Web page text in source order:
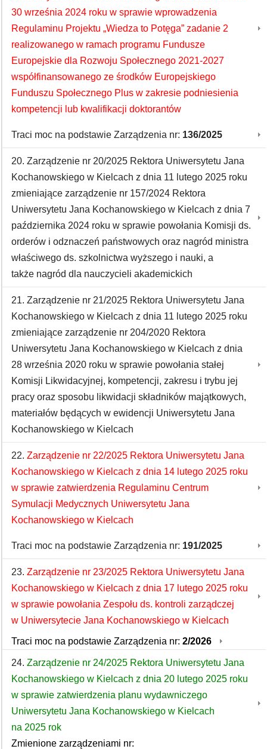
30 września 2024 roku w sprawie wprowadzenia
Regulaminu Projektu „Wiedza to Potęga” zadanie 2
realizowanego w ramach programu Fundusze
Europejskie dla Rozwoju Społecznego 2021-2027
współfinansowanego ze środków Europejskiego
Funduszu Społecznego Plus w zakresie podniesienia
kompetencji lub kwalifikacji doktorantów
Traci moc na podstawie Zarządzenia nr: 136/2025
20. Zarządzenie nr 20/2025 Rektora Uniwersytetu Jana
Kochanowskiego w Kielcach z dnia 11 lutego 2025 roku
zmieniające zarządzenie nr 157/2024 Rektora
Uniwersytetu Jana Kochanowskiego w Kielcach z dnia 7
października 2024 roku w sprawie powołania Komisji ds.
orderów i odznaczeń państwowych oraz nagród ministra
właściwego ds. szkolnictwa wyższego i nauki, a
także nagród dla nauczycieli akademickich
21. Zarządzenie nr 21/2025 Rektora Uniwersytetu Jana
Kochanowskiego w Kielcach z dnia 11 lutego 2025 roku
zmieniające zarządzenie nr 204/2020 Rektora
Uniwersytetu Jana Kochanowskiego w Kielcach z dnia
28 września 2020 roku w sprawie powołania stałej
Komisji Likwidacyjnej, kompetencji, zakresu i trybu jej
pracy oraz sposobu likwidacji składników majątkowych,
materiałów będących w ewidencji Uniwersytetu Jana
Kochanowskiego w Kielcach
22. Zarządzenie nr 22/2025 Rektora Uniwersytetu Jana
Kochanowskiego w Kielcach z dnia 14 lutego 2025 roku
w sprawie zatwierdzenia Regulaminu Centrum
Symulacji Medycznych Uniwersytetu Jana
Kochanowskiego w Kielcach
Traci moc na podstawie Zarządzenia nr: 191/2025
23. Zarządzenie nr 23/2025 Rektora Uniwersytetu Jana
Kochanowskiego w Kielcach z dnia 17 lutego 2025 roku
w sprawie powołania Zespołu ds. kontroli zarządczej
w Uniwersytecie Jana Kochanowskiego w Kielcach
Traci moc na podstawie Zarządzenia nr: 2/2026
24. Zarządzenie nr 24/2025 Rektora Uniwersytetu Jana
Kochanowskiego w Kielcach z dnia 20 lutego 2025 roku
w sprawie zatwierdzenia planu wydawniczego
Uniwersytetu Jana Kochanowskiego w Kielcach
na 2025 rok
Zmienione zarządzeniami nr: